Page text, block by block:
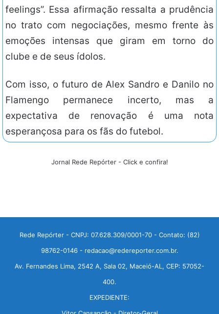
feelings”. Essa afirmação ressalta a prudência
no trato com negociações, mesmo frente às
emoções intensas que giram em torno do
clube e de seus ídolos.
Com isso, o futuro de Alex Sandro e Danilo no
Flamengo permanece incerto, mas a
expectativa de renovação é uma nota
esperançosa para os fãs do futebol.
Jornal Rede Repórter - Click e confira!
Rede Repórter - CNPJ: 07.628.309/0001-70 - Contato: (82)
98762-0146 - redacao@redereporter.com.br.
Av. Fernandes Lima, 2542 A, Sala 02, Maceió-AL, CEP: 57052-
400.
EXPEDIENTE: